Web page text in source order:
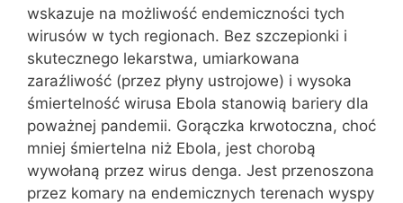
wskazuje na możliwość endemiczności tych
wirusów w tych regionach. Bez szczepionki i
skutecznego lekarstwa, umiarkowana
zaraźliwość (przez płyny ustrojowe) i wysoka
śmiertelność wirusa Ebola stanowią bariery dla
poważnej pandemii. Gorączka krwotoczna, choć
mniej śmiertelna niż Ebola, jest chorobą
wywołaną przez wirus denga. Jest przenoszona
przez komary na endemicznych terenach wyspy